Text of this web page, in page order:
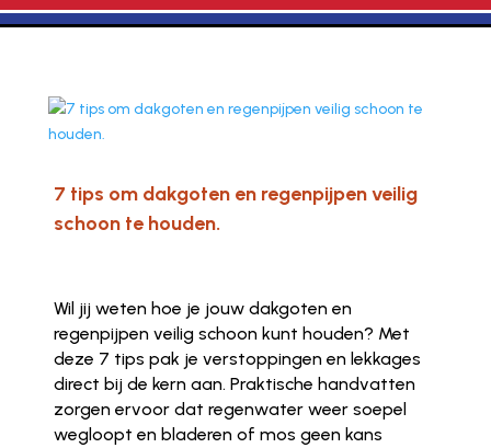
7 tips om dakgoten en regenpijpen veilig
schoon te houden.
Wil jij weten hoe je jouw dakgoten en
regenpijpen veilig schoon kunt houden? Met
deze 7 tips pak je verstoppingen en lekkages
direct bij de kern aan. Praktische handvatten
zorgen ervoor dat regenwater weer soepel
wegloopt en bladeren of mos geen kans